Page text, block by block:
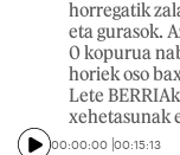
horregatik
eta gurasok.
0 kopurua
horiek oso
Lete
xehetasunak
00:00:00 00:15:13